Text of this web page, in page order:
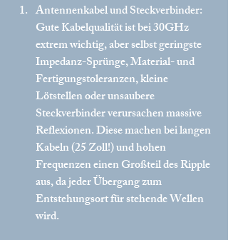
Antennenkabel und Steckverbinder:
Gute Kabelqualität ist bei 30GHz
extrem wichtig, aber selbst geringste
Impedanz-Sprünge, Material- und
Fertigungstoleranzen, kleine
Lötstellen oder unsaubere
Steckverbinder verursachen massive
Reflexionen. Diese machen bei langen
Kabeln (25 Zoll!) und hohen
Frequenzen einen Großteil des Ripple
aus, da jeder Übergang zum
Entstehungsort für stehende Wellen
wird.